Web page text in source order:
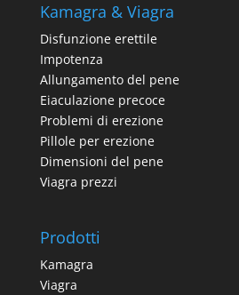
Kamagra & Viagra
Disfunzione erettile
Impotenza
Allungamento del pene
Eiaculazione precoce
Problemi di erezione
Pillole per erezione
Dimensioni del pene
Viagra prezzi
Prodotti
Kamagra
Viagra